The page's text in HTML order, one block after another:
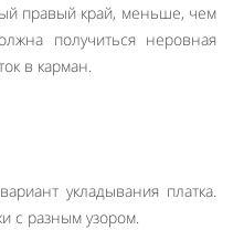
правый край, меньше, чем
получиться неровная
в карман.
укладывания платка.
с разным узором.